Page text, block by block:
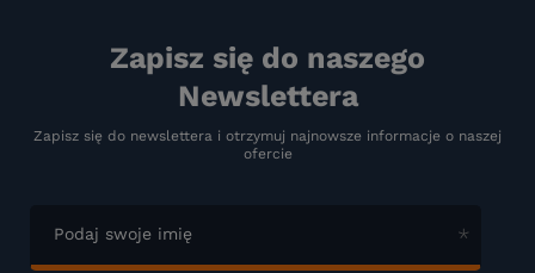
Zapisz się do naszego
Newslettera
Zapisz się do newslettera i otrzymuj najnowsze informacje o naszej
ofercie
Podaj swoje imię